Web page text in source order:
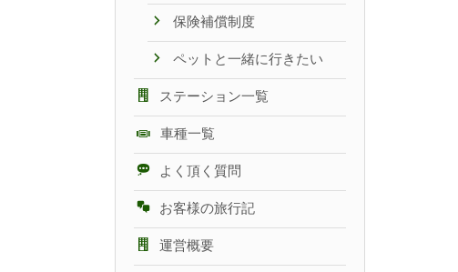
保険補償制度
ペットと一緒に行きたい
ステーション一覧
車種一覧
よく頂く質問
お客様の旅行記
運営概要